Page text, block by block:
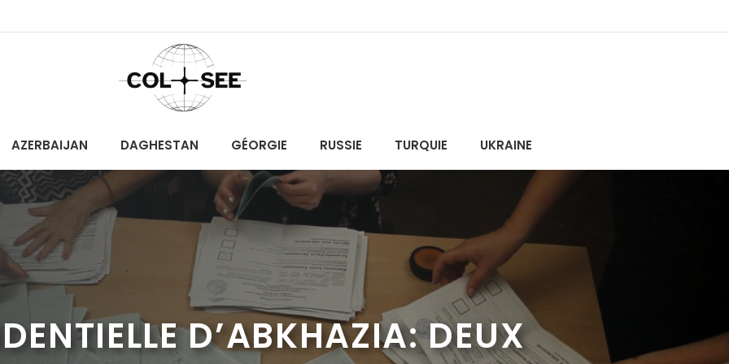
AZERBAIJAN DAGHESTAN GÉORGIE RUSSIE TURQUIE UKRAINE
D’ABKHAZIA: DEUX